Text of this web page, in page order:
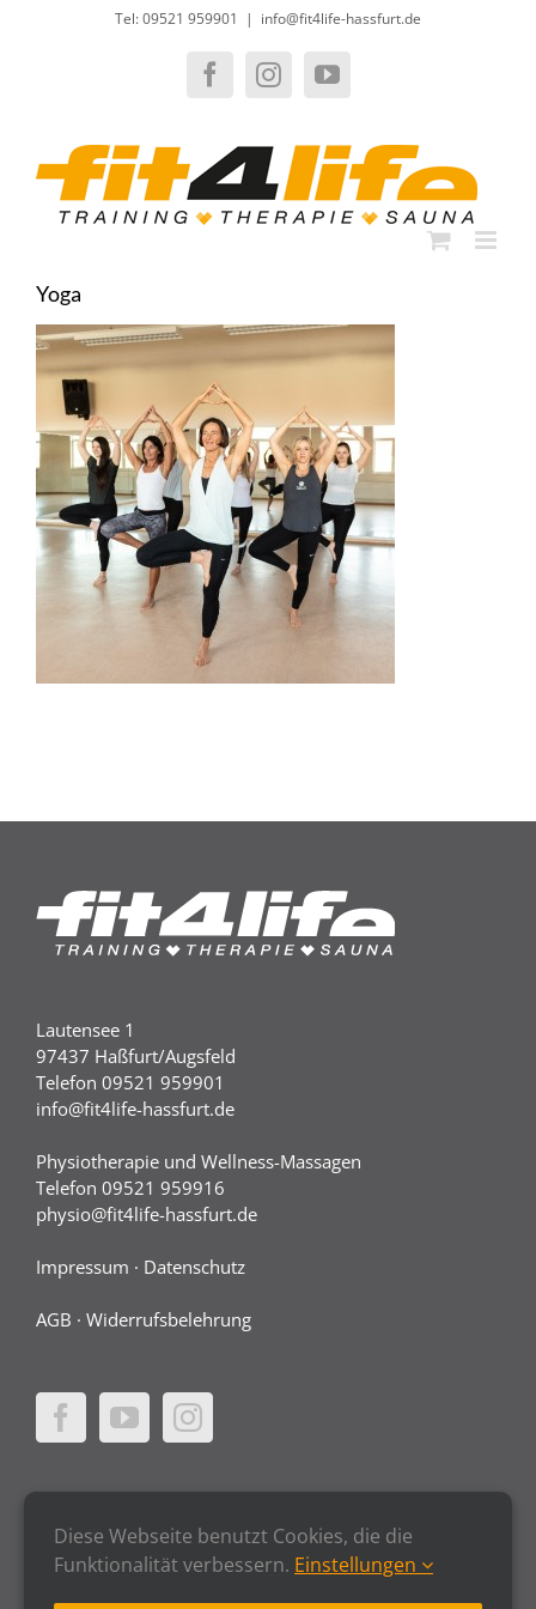
Tel: 09521 959901 | info@fit4life-hassfurt.de
FacebookInstagramYouTube
Yoga
Lautensee 1
97437 Haßfurt/Augsfeld
Telefon 09521 959901
info@fit4life-hassfurt.de
Physiotherapie und Wellness-Massagen
Telefon 09521 959916
physio@fit4life-hassfurt.de
Impressum · Datenschutz
AGB · Widerrufsbelehrung
Diese Webseite benutzt Cookies, die die
Funktionalität verbessern. Einstellungen